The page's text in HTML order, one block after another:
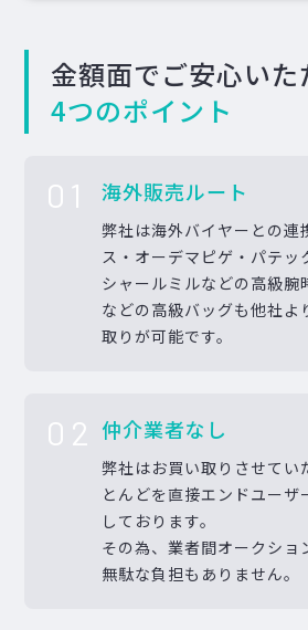
金額面でご安心いた
4つのポイント
01 海外販売ルート
弊社は海外バイヤーとの連
ス・オーデマピゲ・パテッ
シャールミルなどの高級腕
などの高級バッグも他社よ
取りが可能です。
02 仲介業者なし
弊社はお買い取りさせてい
とんどを直接エンドユーザ
しております。
その為、業者間オークショ
無駄な負担もありません。